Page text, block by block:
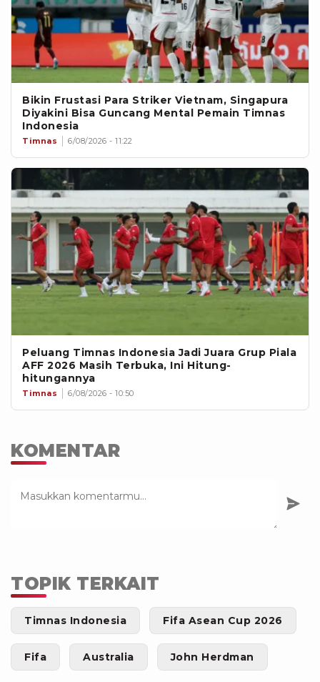
Bikin Frustasi Para Striker Vietnam, Singapura
Diyakini Bisa Guncang Mental Pemain Timnas
Indonesia
Timnas 6/08/2026 - 11:22
Peluang Timnas Indonesia Jadi Juara Grup Piala
AFF 2026 Masih Terbuka, Ini Hitung-
hitungannya
Timnas 6/08/2026 - 10:50
KOMENTAR
TOPIK TERKAIT
Timnas Indonesia Fifa Asean Cup 2026
Fifa Australia John Herdman